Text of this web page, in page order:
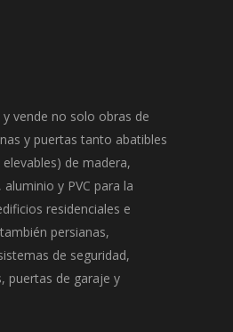
vende no solo obras de
y puertas tanto abatibles
de madera,
y PVC para la
residenciales e
persianas,
de seguridad,
puertas de garaje y